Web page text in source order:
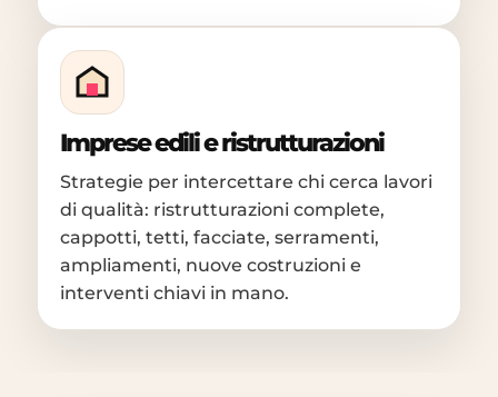
Imprese edili e ristrutturazioni
Strategie per intercettare chi cerca lavori
di qualità: ristrutturazioni complete,
cappotti, tetti, facciate, serramenti,
ampliamenti, nuove costruzioni e
interventi chiavi in mano.